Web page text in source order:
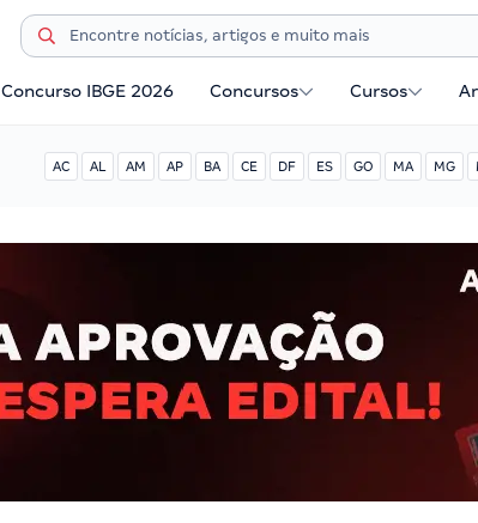
Concurso IBGE 2026 Concursos Cursos
AC AL AM AP BA CE DF ES GO MA MG